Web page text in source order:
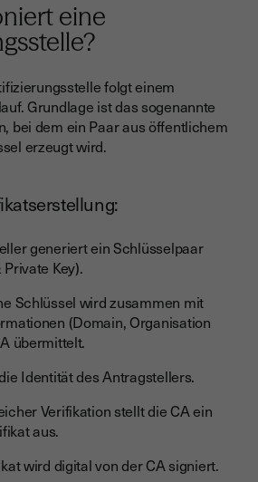
eine
folgt einem
Grundlage ist das sogenannte
bei dem ein Paar aus öffentlichem
erzeugt wird.
generiert ein Schlüsselpaar
Key).
Schlüssel wird zusammen mit
(Domain, Organisation
übermittelt.
Identität des Antragstellers.
Verifikation stellt die CA ein
aus.
wird digital von der CA signiert.